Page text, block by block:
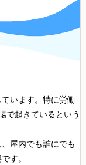
います。特に労働
で起きているという
屋内でも誰にでも
す。